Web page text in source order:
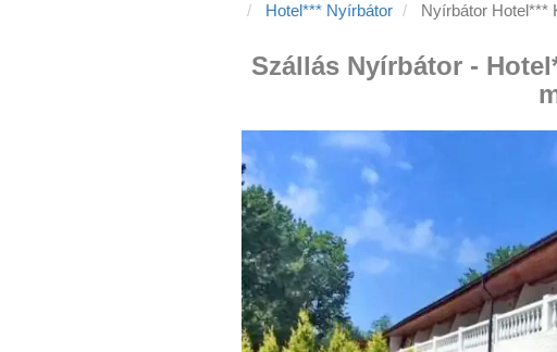
Hotel*** Nyírbátor
Nyírbátor Hotel***
Szállás Nyírbátor -